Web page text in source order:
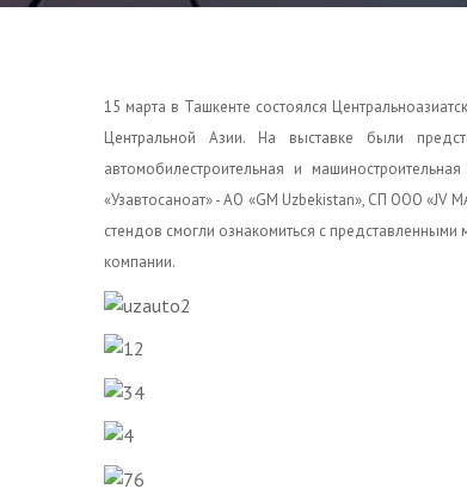
15 марта в Ташкенте состоялся
Центральной Азии. На выставке были
автомобилестроительная и
«Узавтосаноат» - АО «GM Uzbekistan», СП ООО «JV
стендов смогли ознакомиться с
компании.